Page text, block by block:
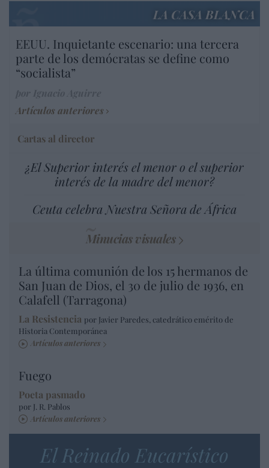
LA CASA BLANCA
EEUU. Inquietante escenario: una tercera
parte de los demócratas se define como
“socialista”
Artículos anteriores
Cartas al director
¿El Superior interés el menor o el superior
interés de la madre del menor?
Ceuta celebra Nuestra Señora de África
Minucias visuales
La última comunión de los 15 hermanos de
San Juan de Dios, el 30 de julio de 1936, en
Calafell (Tarragona)
La Resistencia por Javier Paredes, catedrático emérito de
Historia Contemporánea
Artículos anteriores
Fuego
Poeta pasmado
por J. R. Pablos
Artículos anteriores
El Reinado Eucarístico